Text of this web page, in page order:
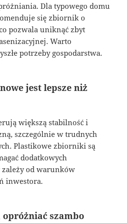
Dla typowego domu
się zbiornik o
pozwala uniknąć zbyt
Warto
potrzeby gospodarstwa.
jest lepsze niż
większą stabilność i
szczególnie w trudnych
Plastikowe zbiorniki są
dodatkowych
zależy od warunków
inwestora.
opróżniać szambo